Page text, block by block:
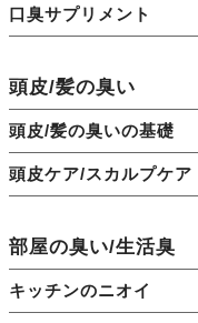
口臭サプリメント
頭皮/髪の臭い
頭皮/髪の臭いの基礎
頭皮ケア/スカルプケア
部屋の臭い/生活臭
キッチンのニオイ